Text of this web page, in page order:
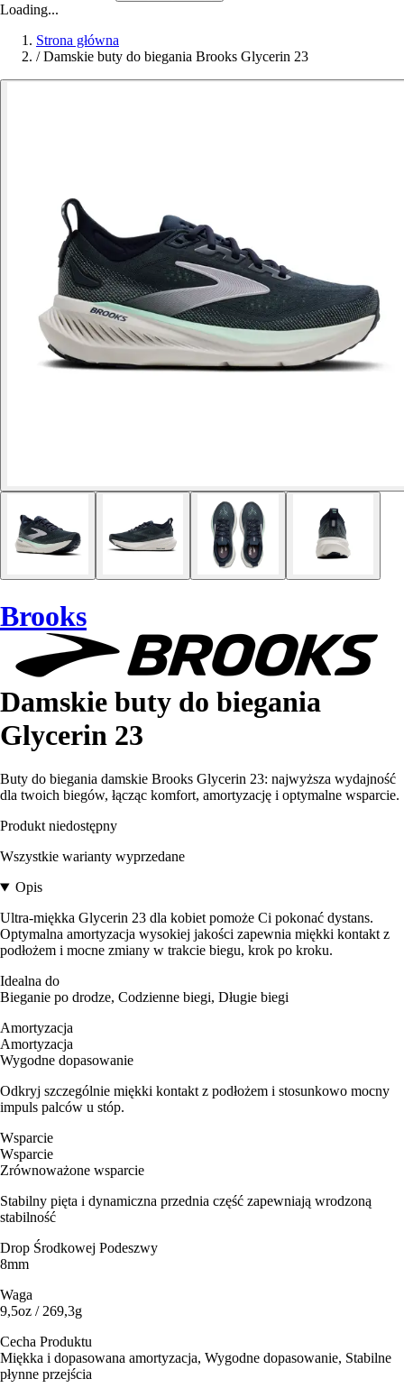
Loading...
Strona główna
/ Damskie buty do biegania Brooks Glycerin 23
Brooks
Damskie buty do biegania
Glycerin 23
Buty do biegania damskie Brooks Glycerin 23: najwyższa wydajność
dla twoich biegów, łącząc komfort, amortyzację i optymalne wsparcie.
Produkt niedostępny
Wszystkie warianty wyprzedane
Opis
Ultra-miękka Glycerin 23 dla kobiet pomoże Ci pokonać dystans.
Optymalna amortyzacja wysokiej jakości zapewnia miękki kontakt z
podłożem i mocne zmiany w trakcie biegu, krok po kroku.
Idealna do
Bieganie po drodze, Codzienne biegi, Długie biegi
Amortyzacja
Amortyzacja
Wygodne dopasowanie
Odkryj szczególnie miękki kontakt z podłożem i stosunkowo mocny
impuls palców u stóp.
Wsparcie
Wsparcie
Zrównoważone wsparcie
Stabilny pięta i dynamiczna przednia część zapewniają wrodzoną
stabilność
Drop Środkowej Podeszwy
8mm
Waga
9,5oz / 269,3g
Cecha Produktu
Miękka i dopasowana amortyzacja, Wygodne dopasowanie, Stabilne
płynne przejścia